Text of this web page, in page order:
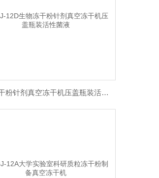
生物冻干粉针剂真空冻干机压盖瓶装活性菌液